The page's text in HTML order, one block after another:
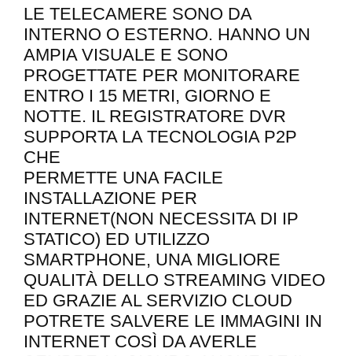
LE TELECAMERE SONO DA
INTERNO O ESTERNO. HANNO UN
AMPIA VISUALE E SONO
PROGETTATE PER MONITORARE
ENTRO I 15 METRI, GIORNO E
NOTTE. IL REGISTRATORE DVR
SUPPORTA LA TECNOLOGIA P2P
CHE
PERMETTE UNA FACILE
INSTALLAZIONE PER
INTERNET(NON NECESSITA DI IP
STATICO) ED UTILIZZO
SMARTPHONE, UNA MIGLIORE
QUALITÀ DELLO STREAMING VIDEO
ED GRAZIE AL SERVIZIO CLOUD
POTRETE SALVERE LE IMMAGINI IN
INTERNET COSÌ DA AVERLE